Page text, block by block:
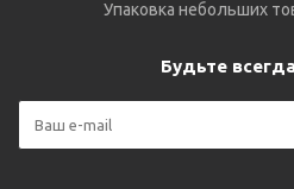
Упаковка небольших
Будьте